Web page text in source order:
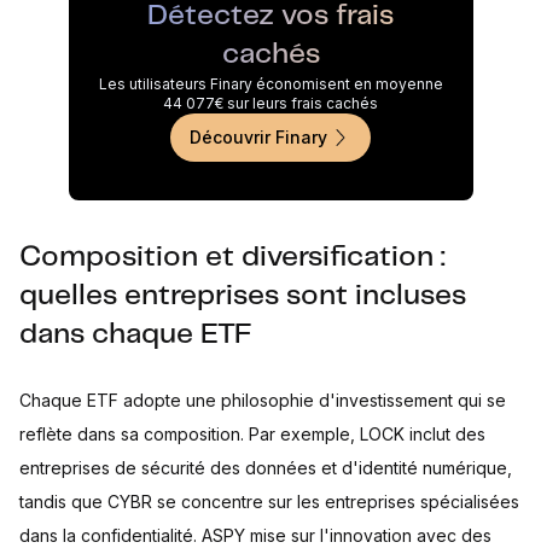
Détectez vos frais
cachés
Les utilisateurs Finary économisent en moyenne
44 077€ sur leurs frais cachés
Découvrir Finary
Composition et diversification :
quelles entreprises sont incluses
dans chaque ETF
Chaque ETF adopte une philosophie d'investissement qui se
reflète dans sa composition. Par exemple, LOCK inclut des
entreprises de sécurité des données et d'identité numérique,
tandis que CYBR se concentre sur les entreprises spécialisées
dans la confidentialité. ASPY mise sur l'innovation avec des